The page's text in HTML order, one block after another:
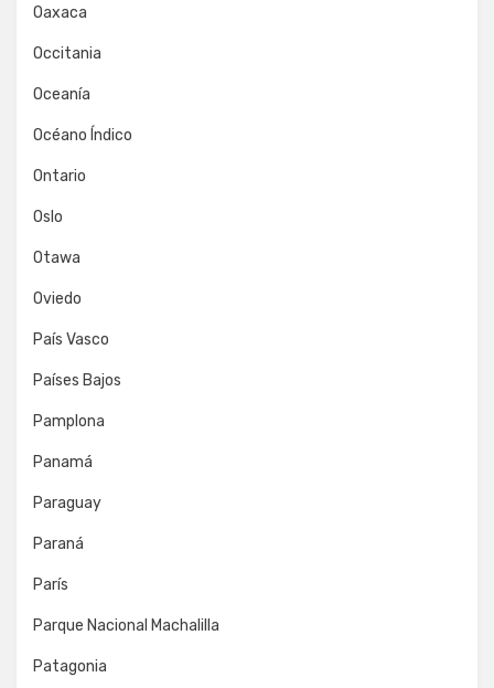
Oaxaca
Occitania
Oceanía
Océano Índico
Ontario
Oslo
Otawa
Oviedo
País Vasco
Países Bajos
Pamplona
Panamá
Paraguay
Paraná
París
Parque Nacional Machalilla
Patagonia